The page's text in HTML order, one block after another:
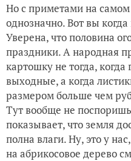
Но с приметами на самом
однозначно. Вот вы
Уверена, что половина
праздники. А народная
картошку не тогда,
выходные, а когда
размером больше чем
Тут вообще не
показывает, что земля
полна влаги. Ну, это у
на абрикосовое дерево